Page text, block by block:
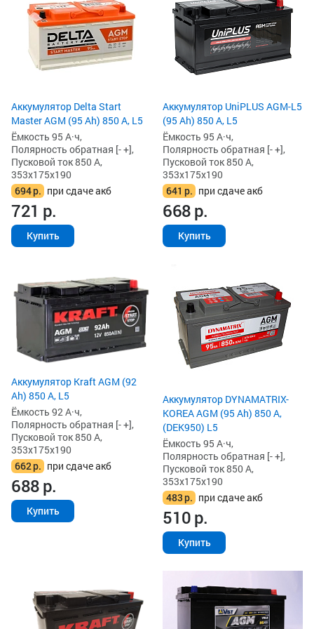
Аккумулятор Delta Start
Master AGM (95 Ah) 850 А, L5
Ёмкость 95 А·ч,
Полярность обратная [- +],
Пусковой ток 850 А,
353x175x190
694р. при сдаче акб
721 р.
Купить
Аккумулятор UniPLUS AGM-L5
(95 Ah) 850 А, L5
Ёмкость 95 А·ч,
Полярность обратная [- +],
Пусковой ток 850 А,
353x175x190
641 р. при сдаче акб
668р.
Купить
Аккумулятор Kraft AGM (92
Ah) 850 А, L5
Ёмкость 92 А·ч,
Полярность обратная [- +],
Пусковой ток 850 А,
353x175x190
662р. при сдаче акб
688р.
Купить
Аккумулятор DYNAMATRIX-
KOREA AGM (95 Ah) 850 А,
(DEK950) L5
Ёмкость 95 А·ч,
Полярность обратная [- +],
Пусковой ток 850 А,
353x175x190
483р. при сдаче акб
510р.
Купить